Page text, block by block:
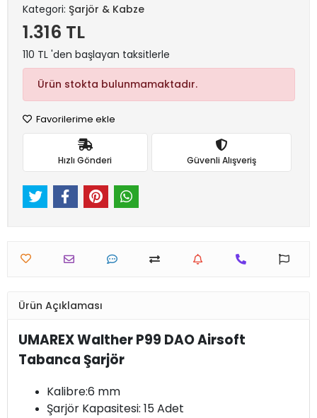
Kategori: Şarjör & Kabze
1.316 TL
110 TL 'den başlayan taksitlerle
Ürün stokta bulunmamaktadır.
Favorilerime ekle
Hızlı Gönderi Güvenli Alışveriş
Ürün Açıklaması
UMAREX Walther P99 DAO Airsoft
Tabanca Şarjör
Kalibre:6 mm
Şarjör Kapasitesi: 15 Adet